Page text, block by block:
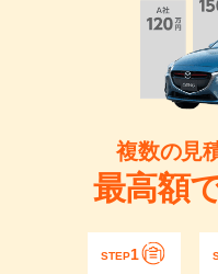
複数の見
最高額
STEP1